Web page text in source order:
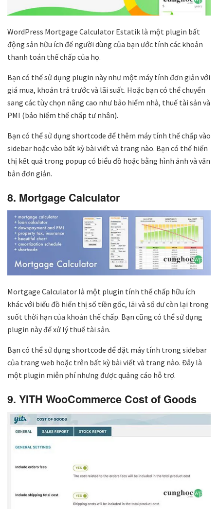
WordPress Mortgage Calculator Estatik là một plugin bất
động sản hữu ích để người dùng của bạn ước tính các khoản
thanh toán thế chấp của họ.
Bạn có thể sử dụng plugin này như một máy tính đơn giản với
giá mua, khoản trả trước và lãi suất. Hoặc bạn có thể chuyển
sang các tùy chọn nâng cao như bảo hiểm nhà, thuế tài sản và
PMI (bảo hiểm thế chấp tư nhân).
Bạn có thể sử dụng shortcode để thêm máy tính thế chấp vào
sidebar hoặc vào bất kỳ bài viết và trang nào. Bạn có thể hiển
thị kết quả trong popup có biểu đồ hoặc bằng hình ảnh và văn
bản đơn giản.
8. Mortgage Calculator
Mortgage Calculator là một plugin tính thế chấp hữu ích
khác với biểu đồ hiển thị số tiền gốc, lãi và số dư còn lại trong
suốt thời hạn của khoản thế chấp. Bạn cũng có thể sử dụng
plugin này để xử lý thuế tài sản.
Bạn có thể sử dụng shortcode để đặt máy tính trong sidebar
của trang web hoặc trên bất kỳ bài viết và trang nào. Đây là
một plugin miễn phí nhưng được quảng cáo hỗ trợ.
9. YITH WooCommerce Cost of Goods